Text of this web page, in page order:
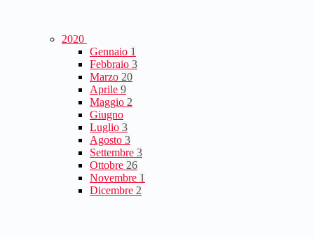
2020
Gennaio 1
Febbraio 3
Marzo 20
Aprile 9
Maggio 2
Giugno
Luglio 3
Agosto 3
Settembre 3
Ottobre 26
Novembre 1
Dicembre 2